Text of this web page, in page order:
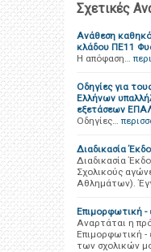
Σχετικές
Ανάθεση
κλάδου ΠΕ11
Η απόφαση…
Oδηγίες για
Ελλήνων
εξετάσεων
Οδηγίες…
Διαδικασία
Διαδικασία
Σχολικούς
Αθλημάτων).
Επιμορφωτική -
Αναρτάται η
Επιμορφωτική -
των σχολικών